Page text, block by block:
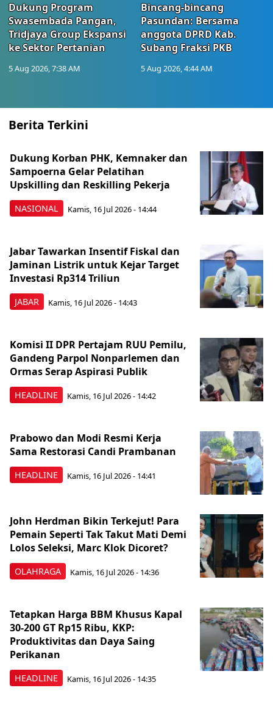
Dukung Program
Swasembada Pangan,
Tridjaya Group Ekspansi
ke Sektor Pertanian
5 Aug 2026, 7:38 AM
Bincang-bincang
Pasundan: Bersama
anggota DPRD Kab.
Subang Fraksi PKB
5 Aug 2026, 4:44 AM
Berita Terkini
NASIONAL
Dukung Korban PHK, Kemnaker dan
Sampoerna Gelar Pelatihan
Upskilling dan Reskilling Pekerja
Kamis, 16 Jul 2026 - 14:44
JABAR
Jabar Tawarkan Insentif Fiskal dan
Jaminan Listrik untuk Kejar Target
Investasi Rp314 Triliun
Kamis, 16 Jul 2026 - 14:43
HEADLINE
Komisi II DPR Pertajam RUU Pemilu,
Gandeng Parpol Nonparlemen dan
Ormas Serap Aspirasi Publik
Kamis, 16 Jul 2026 - 14:42
HEADLINE
Prabowo dan Modi Resmi Kerja
Sama Restorasi Candi Prambanan
Kamis, 16 Jul 2026 - 14:41
OLAHRAGA
John Herdman Bikin Terkejut! Para
Pemain Seperti Tak Takut Mati Demi
Lolos Seleksi, Marc Klok Dicoret?
Kamis, 16 Jul 2026 - 14:36
HEADLINE
Tetapkan Harga BBM Khusus Kapal
30-200 GT Rp15 Ribu, KKP:
Produktivitas dan Daya Saing
Perikanan
Kamis, 16 Jul 2026 - 14:35